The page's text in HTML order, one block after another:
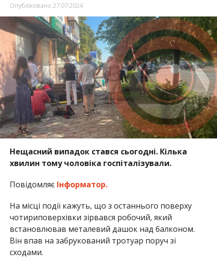
Опубліковано 27.07.2024
Нещасний випадок стався сьогодні. Кілька
хвилин тому чоловіка госпіталізували.
ПовідомляєІнформатор.
На місці події кажуть, що з останнього поверху
чотириповерхівки зірвався робочий, який
встановлював металевий дашок над балконом.
Він впав на забрукований тротуар поруч зі
сходами.